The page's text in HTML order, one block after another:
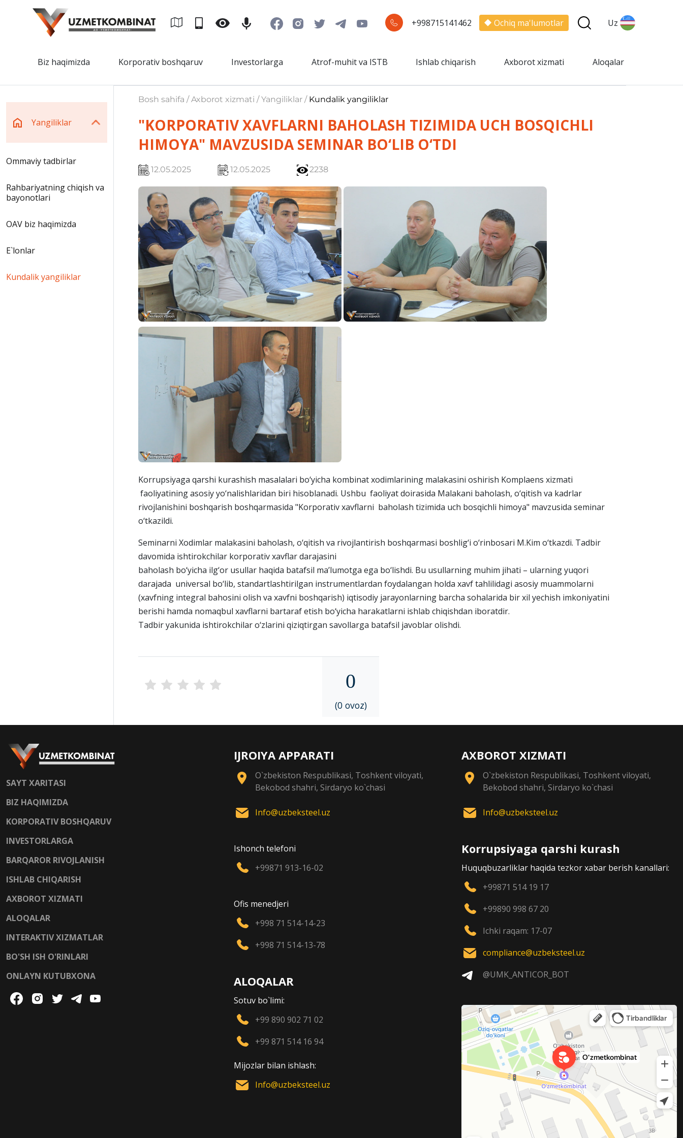
+998715141462 Ochiq ma'lumotlar Uz
Biz haqimizda Korporativ boshqaruv Investorlarga Atrof-muhit va ISTB Ishlab chiqarish Axborot xizmati Aloqalar
Yangiliklar
Ommaviy tadbirlar
Rahbariyatning chiqish va
bayonotlari
OAV biz haqimizda
E`lonlar
Kundalik yangiliklar
Bosh sahifa / Axborot xizmati / Yangiliklar / Kundalik yangiliklar
"KORPORATIV XAVFLARNI BAHOLASH TIZIMIDA UCH BOSQICHLI
HIMOYA" MAVZUSIDA SEMINAR BO‘LIB O‘TDI
12.05.2025 12.05.2025 2238
Korrupsiyaga qarshi kurashish masalalari bo‘yicha kombinat xodimlarining malakasini oshirish Komplaens xizmati
faoliyatining asosiy yo‘nalishlaridan biri hisoblanadi. Ushbu faoliyat doirasida Malakani baholash, o‘qitish va kadrlar
rivojlanishini boshqarish boshqarmasida "Korporativ xavflarni baholash tizimida uch bosqichli himoya" mavzusida seminar
o‘tkazildi.
Seminarni Xodimlar malakasini baholash, o‘qitish va rivojlantirish boshqarmasi boshlig‘i o‘rinbosari M.Kim o‘tkazdi. Tadbir
davomida ishtirokchilar korporativ xavflar darajasini
baholash bo‘yicha ilg‘or usullar haqida batafsil ma’lumotga ega bo‘lishdi. Bu usullarning muhim jihati – ularning yuqori
darajada universal bo‘lib, standartlashtirilgan instrumentlardan foydalangan holda xavf tahlilidagi asosiy muammolarni
(xavfning integral bahosini olish va xavfni boshqarish) iqtisodiy jarayonlarning barcha sohalarida bir xil yechish imkoniyatini
berishi hamda nomaqbul xavflarni bartaraf etish bo‘yicha harakatlarni ishlab chiqishdan iboratdir.
Tadbir yakunida ishtirokchilar o‘zlarini qiziqtirgan savollarga batafsil javoblar olishdi.
0
(0 ovoz)
SAYT XARITASI
BIZ HAQIMIZDA
KORPORATIV BOSHQARUV
INVESTORLARGA
BARQAROR RIVOJLANISH
ISHLAB CHIQARISH
AXBOROT XIZMATI
ALOQALAR
INTERAKTIV XIZMATLAR
BO'SH ISH O'RINLARI
ONLAYN KUTUBXONA
IJROIYA APPARATI
O`zbekiston Respublikasi, Toshkent viloyati,
Bekobod shahri, Sirdaryo ko`chasi
Info@uzbeksteel.uz
Ishonch telefoni
+99871 913-16-02
Ofis menedjeri
+998 71 514-14-23
+998 71 514-13-78
ALOQALAR
Sotuv bo`limi:
+99 890 902 71 02
+99 871 514 16 94
Mijozlar bilan ishlash:
Info@uzbeksteel.uz
AXBOROT XIZMATI
O`zbekiston Respublikasi, Toshkent viloyati,
Bekobod shahri, Sirdaryo ko`chasi
Info@uzbeksteel.uz
Korrupsiyaga qarshi kurash
Huquqbuzarliklar haqida tezkor xabar berish kanallari:
+99871 514 19 17
+99890 998 67 20
Ichki raqam: 17-07
compliance@uzbeksteel.uz
@UMK_ANTICOR_BOT